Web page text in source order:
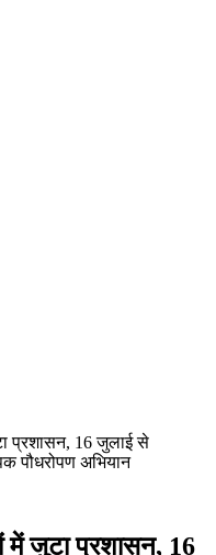
प्रशासन, 16 जुलाई से
पौधरोपण अभियान
में जुटा प्रशासन, 16